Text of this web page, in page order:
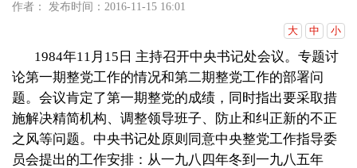
作者：
发布时间：2016-11-15 16:01
大
中 小
1984年11 月 15 日 主持召开中央书记处会议。专题讨
论第一期整党工作的情况和第二期整党工作的部署问
题。会议肯定了第一期整党的成绩，同时指出要采取措
施解决精简机构、调整领导班子、防止和纠正新的不正
之风等问题。中央书记处原则同意中央整党工作指导委
员会提出的工作安排：从一九八四年冬到一九八五年